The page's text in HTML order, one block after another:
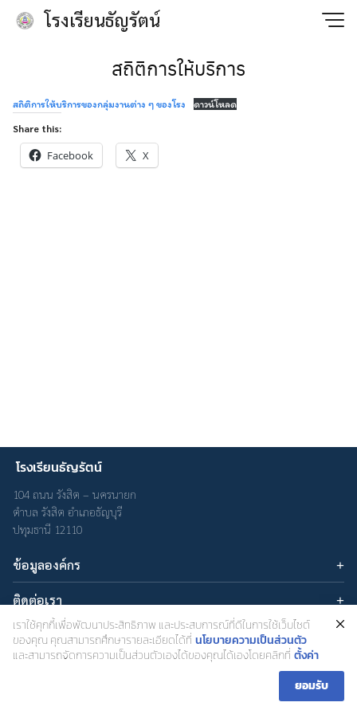
Skip
โรงเรียนธัญรัตน์
for:
สถิติการให้บริการ
สถิติการให้บริการของกลุ่มงานต่าง ๆ ของโรง ดาวน์โหลด
Share this:
Facebook X
โรงเรียนธัญรัตน์
104 ถนน รังสิต – นครนายก
ตำบล รังสิต อำเภอธัญบุรี
ปทุมธานี 12110
ข้อมูลองค์กร
บทความ
เกี่ยวกับเรา
นโยบายความเป็นส่วนตัว
ติดต่อเรา
อีเมล : admin@thanyarat.ac.th
โทรศัพท์: 02-577-1577
เครือข่ายสังคมออนไลน์
เราใช้คุกกี้เพื่อพัฒนาประสิทธิภาพ และประสบการณ์ที่ดีในการใช้เว็บไซต์
ของคุณ คุณสามารถศึกษารายละเอียดได้ที่ นโยบายความเป็นส่วนตัว
และสามารถจัดการความเป็นส่วนตัวเองได้ของคุณได้เองโดยคลิกที่ ตั้งค่า
ยอมรับ